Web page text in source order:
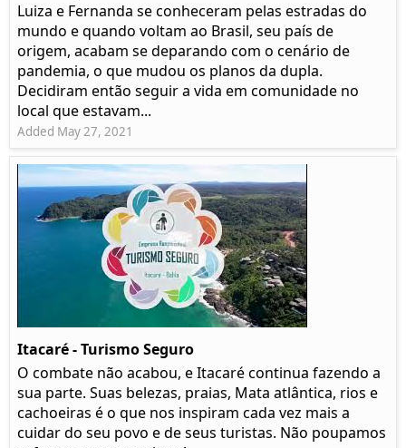
Luiza e Fernanda se conheceram pelas estradas do
mundo e quando voltam ao Brasil, seu país de
origem, acabam se deparando com o cenário de
pandemia, o que mudou os planos da dupla.
Decidiram então seguir a vida em comunidade no
local que estavam...
Added May 27, 2021
Itacaré - Turismo Seguro
O combate não acabou, e Itacaré continua fazendo a
sua parte. Suas belezas, praias, Mata atlântica, rios e
cachoeiras é o que nos inspiram cada vez mais a
cuidar do seu povo e de seus turistas. Não poupamos